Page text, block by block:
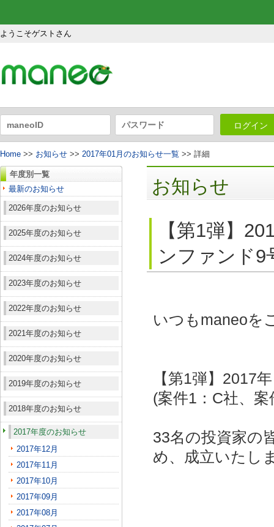
ようこそゲストさん
ログイン
Home >> お知らせ >> 2017年01月のお知らせ一覧 >> 詳細
年度別一覧
最新のお知らせ
2026年度のお知らせ
2025年度のお知らせ
2024年度のお知らせ
2023年度のお知らせ
2022年度のお知らせ
2021年度のお知らせ
2020年度のお知らせ
2019年度のお知らせ
2018年度のお知らせ
2017年度のお知らせ
2017年12月
2017年11月
2017年10月
2017年09月
2017年08月
お知らせ
【第1弾】
ンファンド9
いつもmaneoを
【第1弾】2017
(案件1：C社、
33名の投資家の
め、成立いたし